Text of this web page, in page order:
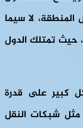
المنطقة، لا سيما
حيث تمتلك الدول
كبير على قدرة
مثل شبكات النقل